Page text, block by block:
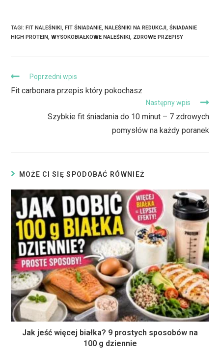
TAGI:FIT NALEŚNIKI, FIT ŚNIADANIE, NALEŚNIKI NA REDUKCJI, ŚNIADANIE
HIGH PROTEIN, WYSOKOBIAŁKOWE NALEŚNIKI, ZDROWE PRZEPISY
Poprzedni wpis
Fit carbonara przepis który pokochasz
Następny wpis
Szybkie fit śniadania do 10 minut – 7 zdrowych
pomysłów na każdy poranek
MOŻE CI SIĘ SPODOBAĆ RÓWNIEŻ
Jak jeść więcej białka? 9 prostych sposobów na
100 g dziennie